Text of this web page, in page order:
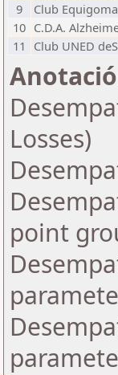
9
Club
10 C.D.A.
11
Club UNED
Losses)
point